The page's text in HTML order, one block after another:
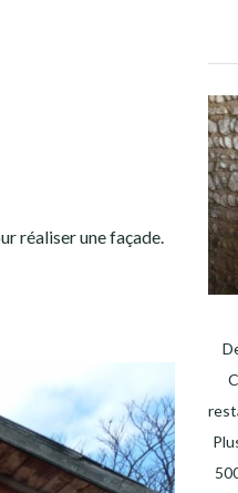
réaliser une façade.